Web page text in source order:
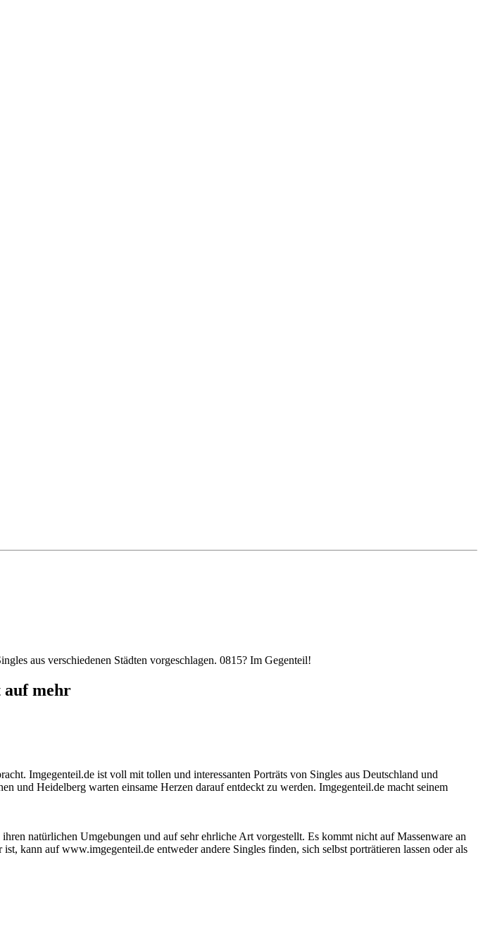
aus verschiedenen Städten vorgeschlagen. 0815? Im Gegenteil!
auf mehr
Imgegenteil.de ist voll mit tollen und interessanten Porträts von Singles aus Deutschland und
und Heidelberg warten einsame Herzen darauf entdeckt zu werden. Imgegenteil.de macht seinem
natürlichen Umgebungen und auf sehr ehrliche Art vorgestellt. Es kommt nicht auf Massenware an
kann auf www.imgegenteil.de entweder andere Singles finden, sich selbst porträtieren lassen oder als